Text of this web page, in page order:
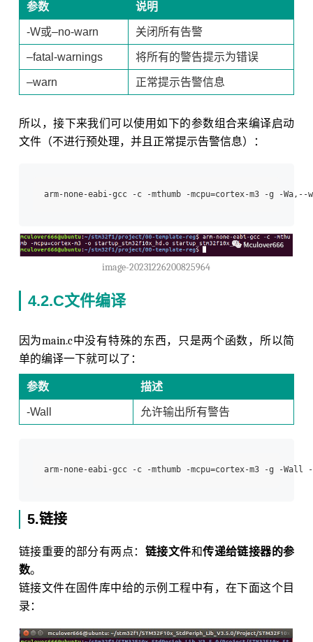
参数 说明
-W或–no-warn 关闭所有告警
–fatal-warnings 将所有的警告提示为错误
–warn 正常提示告警信息
所以，接下来我们可以使用如下的参数组合来编译启动
文件（不进行预处理，并且正常提示告警信息）：
image-20231226200825964
4.2.C文件编译
因为main.c中没有特殊的东西，只是两个函数，所以简
单的编译一下就可以了：
参数 描述
-Wall 允许输出所有警告
5.链接
链接重要的部分有两点： 链接文件和传递给链接器的参
数。
链接文件在固件库中给的示例工程中有，在下面这个目
录：